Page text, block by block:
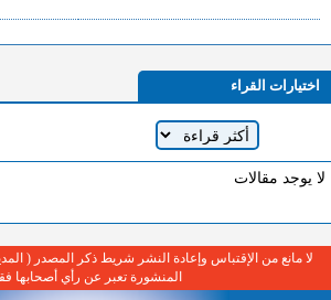
اختيارات القراء
لا يوجد مقالات
لا مانع من الإقتباس وإعادة النشر شريط ذكر المصدر (
المنشورة تعبر عن رأي أصحابها